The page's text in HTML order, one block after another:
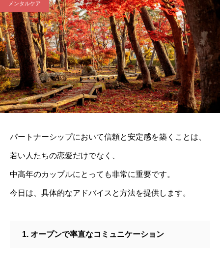
メンタルケア
パートナーシップにおいて信頼と安定感を築くことは、
若い人たちの恋愛だけでなく、
中高年のカップルにとっても非常に重要です。
今日は、具体的なアドバイスと方法を提供します。
1. オープンで率直なコミュニケーション